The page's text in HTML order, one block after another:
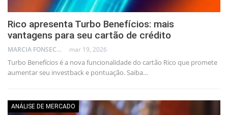
Rico apresenta Turbo Benefícios: mais
vantagens para seu cartão de crédito
MARCIA FONSECA - FINANCIAL CONSULTANT mar 19, 2026
Turbo Benefícios é a nova funcionalidade do cartão Rico que promete
aumentar seu investback e pontuação. Saiba…
ANÁLISE DE MERCADO